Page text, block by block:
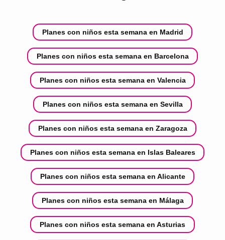
Planes con niños esta semana en Madrid
Planes con niños esta semana en Barcelona
Planes con niños esta semana en Valencia
Planes con niños esta semana en Sevilla
Planes con niños esta semana en Zaragoza
Planes con niños esta semana en Islas Baleares
Planes con niños esta semana en Alicante
Planes con niños esta semana en Málaga
Planes con niños esta semana en Asturias